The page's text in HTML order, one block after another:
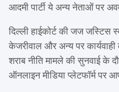
आदमी पार्टी ये अन्य नेताओं पर
दिल्ली हाईकोर्ट की जज जस्टिस
केजरीवाल और अन्य पर
शराब नीति मामले की सुनवाई के
ऑनलाइन मीडिया प्लेटफॉर्म पर